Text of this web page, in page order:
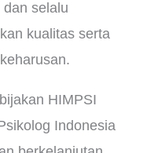
selalu
kualitas serta
HIMPSI
Indonesia